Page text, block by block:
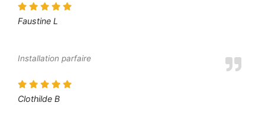
Faustine L
Installation parfaire
Clothilde B